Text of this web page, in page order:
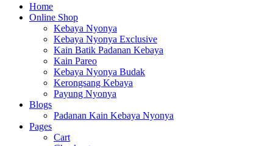
Home
Online Shop
Kebaya Nyonya
Kebaya Nyonya Exclusive
Kain Batik Padanan Kebaya
Kain Pareo
Kebaya Nyonya Budak
Kerongsang Kebaya
Payung Nyonya
Blogs
Padanan Kain Kebaya Nyonya
Pages
Cart